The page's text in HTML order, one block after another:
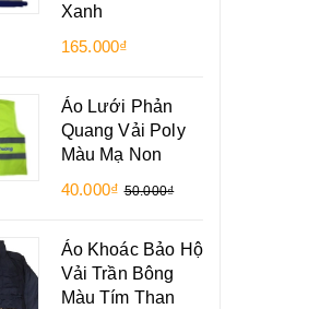
Xanh
165.000₫
Áo Lưới Phản
Quang Vải Poly
Màu Mạ Non
40.000₫ 50.000₫
Áo Khoác Bảo Hộ
Vải Trần Bông
Màu Tím Than